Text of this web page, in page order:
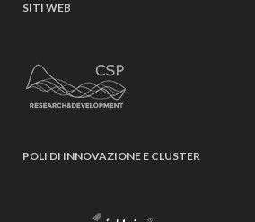
SITI WEB
POLI DI INNOVAZIONE E CLUSTER